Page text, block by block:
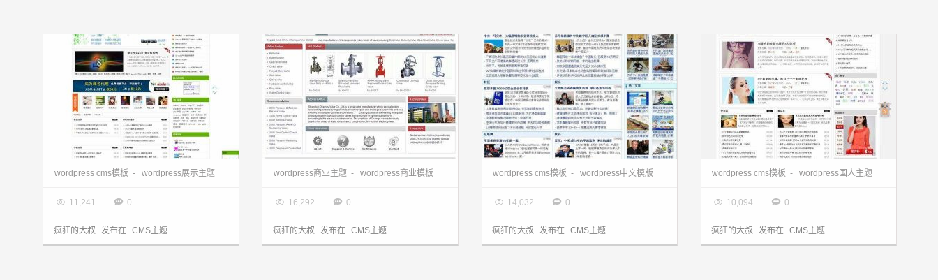
wordpress模板:中文门户leyar主题
wordpress cms模板 - wordpress展示主题
 11,241  0
疯狂的大叔 发布在 CMS主题
wordpress商业主题 - wordpress商业模板
 16,292  0
疯狂的大叔 发布在 CMS主题
wordpress cms模板 - wordpress中文模版
 14,032  0
疯狂的大叔 发布在 CMS主题
wordpress主题:hcms修改版粉色主题
wordpress cms模板 - wordpress国人主题
 10,094  0
疯狂的大叔 发布在 CMS主题